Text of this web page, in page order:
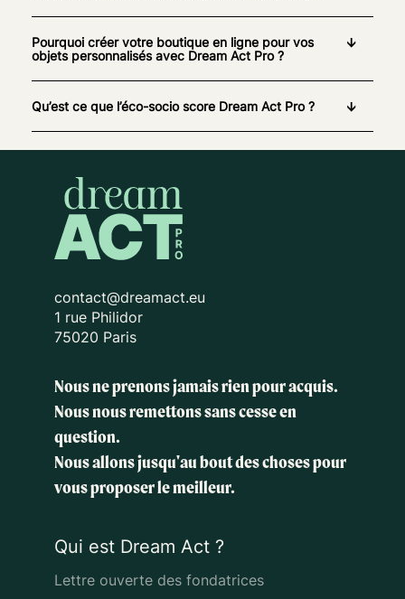
Pourquoi créer votre boutique en ligne pour vos
objets personnalisés avec Dream Act Pro ?
Qu’est ce que l’éco-socio score Dream Act Pro ?
contact@dreamact.eu
1 rue Philidor
75020 Paris
Nous ne prenons jamais rien pour acquis.
Nous nous remettons sans cesse en
question.
Nous allons jusqu'au bout des chosespour
vous proposer le meilleur.
Qui est Dream Act ?
Lettre ouverte des fondatrices